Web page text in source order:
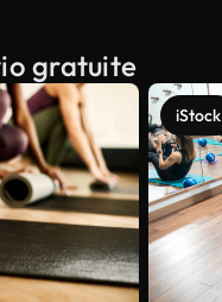
gratuite
iStock